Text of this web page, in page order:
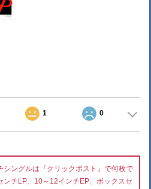
1 0
ングルは『クリックポスト』で何枚で
チLP、10～12インチEP、ボックスセ